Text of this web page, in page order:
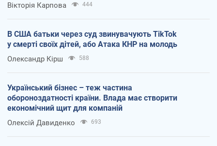
Вікторія Карпова 444
В США батьки через суд звинувачують TikTok
у смерті своїх дітей, або Атака КНР на молодь
Олександр Кірш 588
Український бізнес – теж частина
обороноздатності країни. Влада має створити
економічний щит для компаній
Олексій Давиденко 693